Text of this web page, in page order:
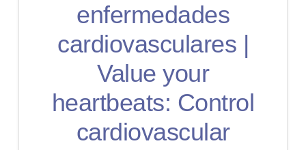
enfermedades
cardiovasculares |
Value your
heartbeats: Control
cardiovascular